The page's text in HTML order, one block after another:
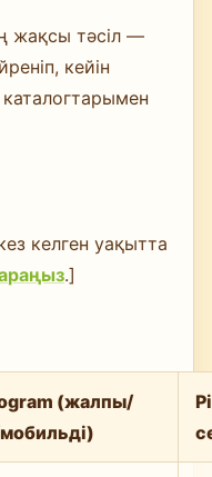
жақсы тәсіл —
кейін
келген уақытта
.]
(жалпы/